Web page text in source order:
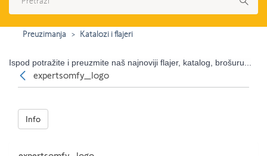
Preuzimanja Katalozi i flajeri
Ispod potražite i preuzmite naš najnoviji flajer, katalog, brošuru...
Nazad
expertsomfy_logo
Info